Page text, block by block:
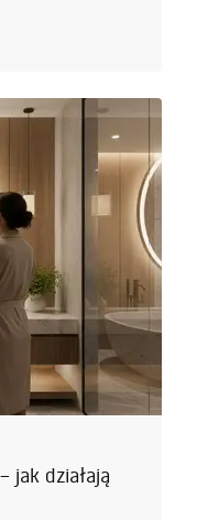
jak i
jak działają